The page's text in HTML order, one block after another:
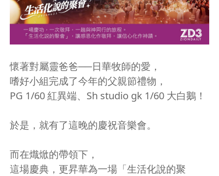
懷著對屬靈爸爸──日華牧師的愛，
嗜好小組完成了今年的父親節禮物，
PG 1/60 紅異端、Sh studio gk 1/60 大白鵝！
於是，就有了這晚的慶祝音樂會。
而在熾焮的帶領下，
這場慶典，更昇華為一場「生活化說的聚